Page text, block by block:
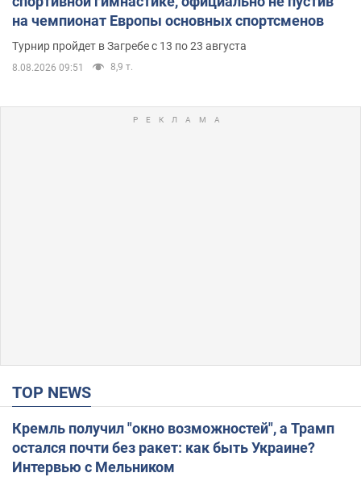
на чемпионат Европы основных спортсменов
Турнир пройдет в Загребе с 13 по 23 августа
8.08.2026 09:51 8,9 т.
TOP NEWS
Кремль получил "окно возможностей", а Трамп
остался почти без ракет: как быть Украине?
Интервью с Мельником